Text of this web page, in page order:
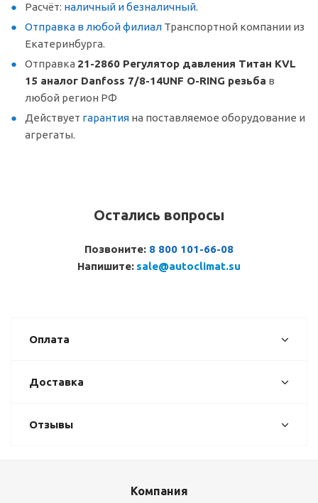
Расчёт: наличный и безналичный.
Отправка в любой филиал Транспортной компании из
Екатеринбурга.
Отправка 21-2860 Регулятор давления Титан KVL
15 аналог Danfoss 7/8-14UNF O-RING резьба в
любой регион РФ
Действует гарантия на поставляемое оборудование и
агрегаты.
Остались вопросы
Позвоните: 8 800 101-66-08
Напишите: sale@autoclimat.su
Оплата
Доставка
Отзывы
Компания